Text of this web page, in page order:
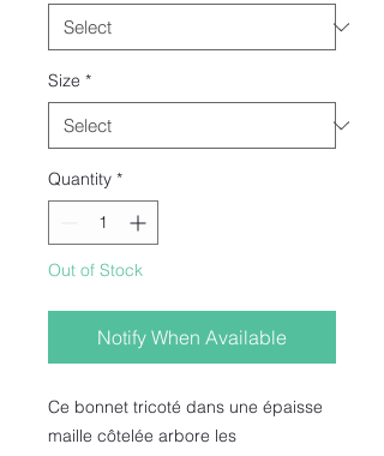
Size *
Quantity *
Out of Stock
Notify When Available
Ce bonnet tricoté dans une épaisse
maille côtelée arbore les